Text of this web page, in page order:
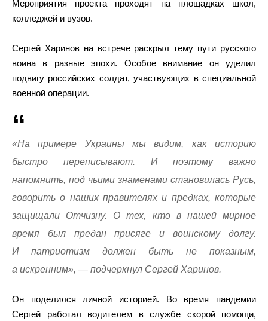
Мероприятия проекта проходят на площадках школ,
колледжей и вузов.
Сергей Харинов на встрече раскрыл тему пути русского
воина в разные эпохи. Особое внимание он уделил
подвигу российских солдат, участвующих в специальной
военной операции.
«На примере Украины мы видим, как историю
быстро переписывают. И поэтому важно
напомнить, под чьими знаменами становилась Русь,
говорить о наших правителях и предках, которые
защищали Отчизну. О тех, кто в нашей мирное
время был предан присяге и воинскому долгу.
И патриотизм должен быть не показным,
а искренним», — подчеркнул Сергей Харинов.
Он поделился личной историей. Во время пандемии
Сергей работал водителем в службе скорой помощи,